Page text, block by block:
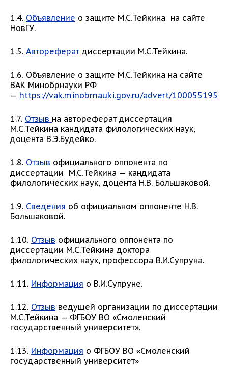
1.4. Объявление о защите М.С.Тейкина на сайте
НовГУ.
1.5. Автореферат диссертации М.С.Тейкина.
1.6. Объявление о защите М.С.Тейкина на сайте
ВАК Минобрнауки РФ
— https://vak.minobrnauki.gov.ru/advert/100055195
1.7. Отзыв на автореферат диссертация
М.С.Тейкина кандидата филологических наук,
доцента В.Э.Будейко.
1.8. Отзыв официального оппонента по
диссертации М.С.Тейкина — кандидата
филологических наук, доцента Н.В. Большаковой.
1.9. Сведения об официальном оппоненте Н.В.
Большаковой.
1.10. Отзыв официального оппонента по
диссертации М.С.Тейкина доктора
филологических наук, профессора В.И.Супруна.
1.11. Информация о В.И.Супруне.
1.12. Отзыв ведущей организации по диссертации
М.С.Тейкина — ФГБОУ ВО «Смоленский
государственный университет».
1.13. Информация о ФГБОУ ВО «Смоленский
государственный университет»